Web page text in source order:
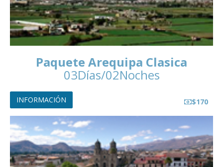
Paquete Arequipa Clasica
03Días/02Noches
$170
INFORMACIÓN